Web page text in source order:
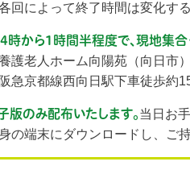
回によって終了時間は変化す
から1時間半程度で、現地集合
護老人ホーム向陽苑（向日市）
急京都線西向日駅下車徒歩約
のみ配布いたします。当日お
の端末にダウンロードし、ご